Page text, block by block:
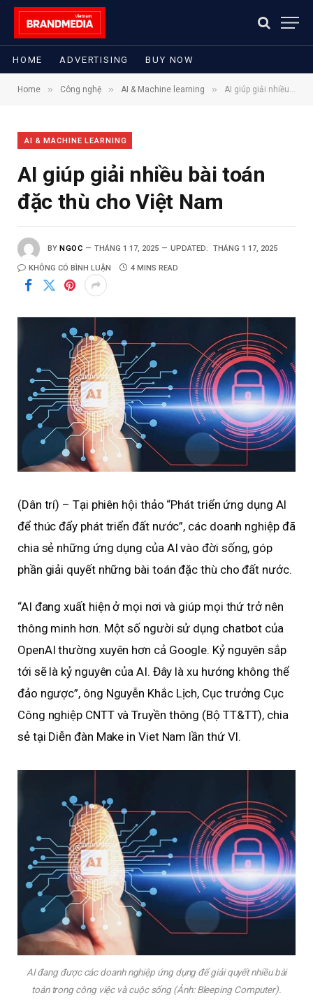
HOME ADVERTISING BUY NOW
Home » Công nghệ » AI & Machine learning » AI giúp giải nhiều bài toán đặc thù cho Việt Nam
AI & MACHINE LEARNING
AI giúp giải nhiều bài toán
đặc thù cho Việt Nam
BY NGOC THÁNG 1 17, 2025 UPDATED: THÁNG 1 17, 2025
KHÔNG CÓ BÌNH LUẬN 4 MINS READ
(Dân trí) – Tại phiên hội thảo “Phát triển ứng dụng AI
để thúc đẩy phát triển đất nước”, các doanh nghiệp đã
chia sẻ những ứng dụng của AI vào đời sống, góp
phần giải quyết những bài toán đặc thù cho đất nước.
“AI đang xuất hiện ở mọi nơi và giúp mọi thứ trở nên
thông minh hơn. Một số người sử dụng chatbot của
OpenAI thường xuyên hơn cả Google. Kỷ nguyên sắp
tới sẽ là kỷ nguyên của AI. Đây là xu hướng không thể
đảo ngược”, ông Nguyễn Khắc Lịch, Cục trưởng Cục
Công nghiệp CNTT và Truyền thông (Bộ TT&TT), chia
sẻ tại Diễn đàn Make in Viet Nam lần thứ VI.
AI đang được các doanh nghiệp ứng dụng để giải quyết nhiều bài
toán trong công việc và cuộc sống (Ảnh: Bleeping Computer).